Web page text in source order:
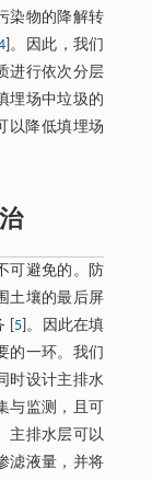
染物的降解转
]。因此，我们
进行依次分层
埋场中垃圾的
以降低填埋场
可避免的。防
土壤的最后屏
5 ]。因此在填
的一环。我们
时设计主排水
与监测，且可
主排水层可以
滤液量，并将